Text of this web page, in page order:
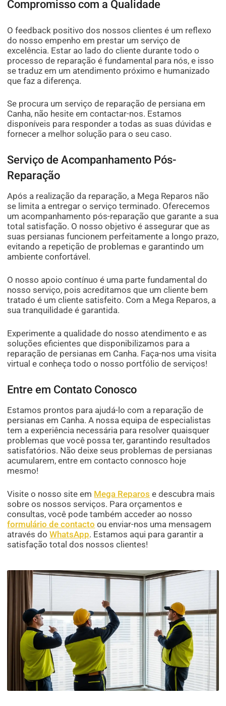
Compromisso com a Qualidade
O feedback positivo dos nossos clientes é um reflexo
do nosso empenho em prestar um serviço de
excelência. Estar ao lado do cliente durante todo o
processo de reparação é fundamental para nós, e isso
se traduz em um atendimento próximo e humanizado
que faz a diferença.
Se procura um serviço de reparação de persiana em
Canha, não hesite em contactar-nos. Estamos
disponíveis para responder a todas as suas dúvidas e
fornecer a melhor solução para o seu caso.
Serviço de Acompanhamento Pós-
Reparação
Após a realização da reparação, a Mega Reparos não
se limita a entregar o serviço terminado. Oferecemos
um acompanhamento pós-reparação que garante a sua
total satisfação. O nosso objetivo é assegurar que as
suas persianas funcionem perfeitamente a longo prazo,
evitando a repetição de problemas e garantindo um
ambiente confortável.
O nosso apoio contínuo é uma parte fundamental do
nosso serviço, pois acreditamos que um cliente bem
tratado é um cliente satisfeito. Com a Mega Reparos, a
sua tranquilidade é garantida.
Experimente a qualidade do nosso atendimento e as
soluções eficientes que disponibilizamos para a
reparação de persianas em Canha. Faça-nos uma visita
virtual e conheça todo o nosso portfólio de serviços!
Entre em Contato Conosco
Estamos prontos para ajudá-lo com a reparação de
persianas em Canha. A nossa equipa de especialistas
tem a experiência necessária para resolver quaisquer
problemas que você possa ter, garantindo resultados
satisfatórios. Não deixe seus problemas de persianas
acumularem, entre em contacto connosco hoje
mesmo!
Visite o nosso site em Mega Reparos e descubra mais
sobre os nossos serviços. Para orçamentos e
consultas, você pode também acceder ao nosso
formulário de contacto ou enviar-nos uma mensagem
através doWhatsApp. Estamos aqui para garantir a
satisfação total dos nossos clientes!